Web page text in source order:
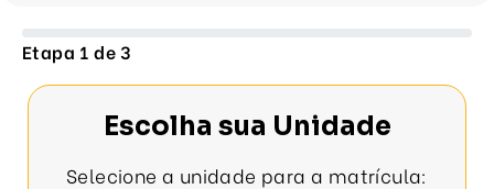
Etapa 1 de 3
Escolha sua Unidade
Selecione a unidade para a matrícula: